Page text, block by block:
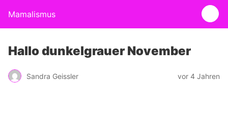
Mamalismus
Hallo dunkelgrauer November
Sandra Geissler vor 4 Jahren